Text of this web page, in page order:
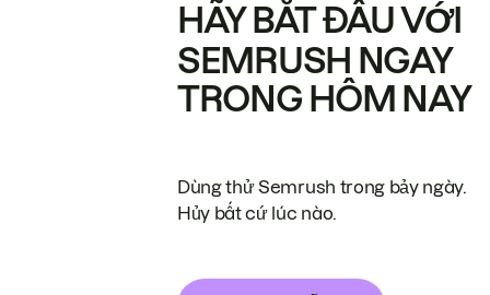
HÃY BẮT ĐẦU VỚI
SEMRUSH NGAY
TRONG HÔM NAY
Dùng thử Semrush trong bảy ngày.
Hủy bất cứ lúc nào.